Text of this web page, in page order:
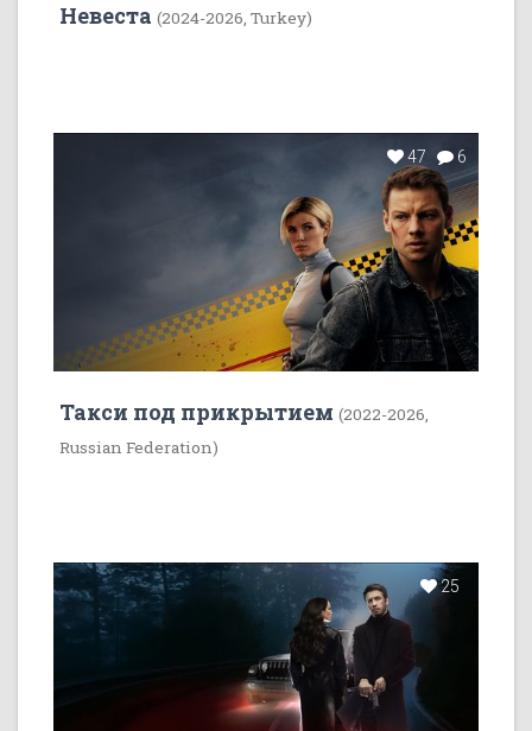
Невеста (2024-2026, Turkey)
47 6
Такси под прикрытием (2022-2026,
Russian Federation)
25